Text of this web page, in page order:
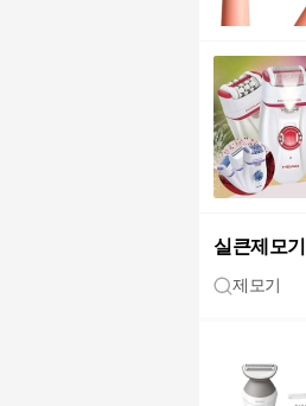
실큰제모기
제모기